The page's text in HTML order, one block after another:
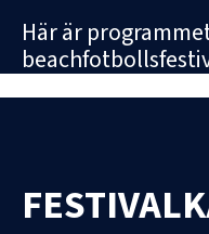
Här är